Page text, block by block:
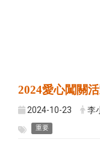
2024愛心闖關
2024-10-23 李
重要